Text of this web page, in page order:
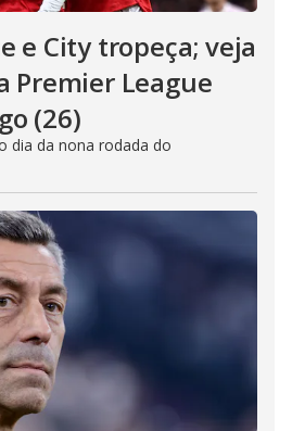
e City tropeça; veja
Premier League
(26)
dia da nona rodada do